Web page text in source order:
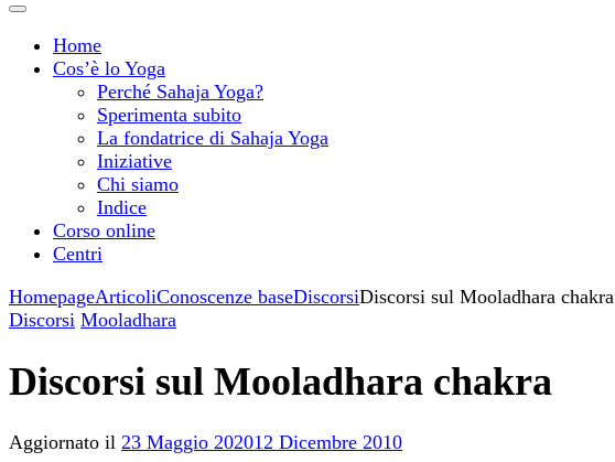
Home
Cos’è lo Yoga
Perché Sahaja Yoga?
Sperimenta subito
La fondatrice di Sahaja Yoga
Iniziative
Chi siamo
Indice
Corso online
Centri
HomepageArticoliConoscenze baseDiscorsiDiscorsi sul Mooladhara chakra
Discorsi Mooladhara
Discorsi sul Mooladhara chakra
Aggiornato il 23 Maggio 202012 Dicembre 2010